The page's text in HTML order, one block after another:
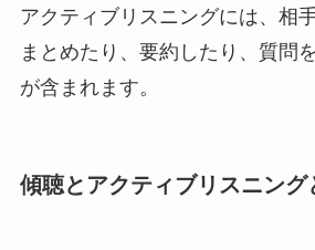
アクティブリスニングには、相
まとめたり、要約したり、質問
が含まれます。
傾聴とアクティブリスニング